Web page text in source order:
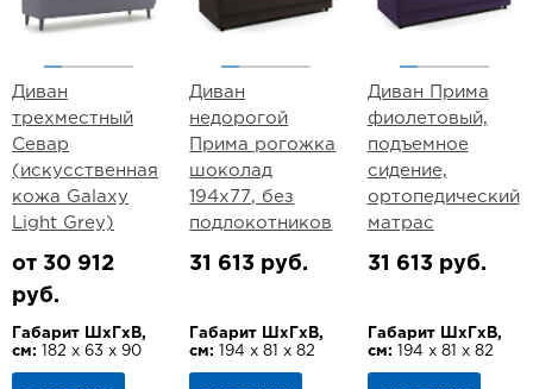
Диван
трехместный
Севар
(искусственная
кожа Galaxy
Light Grey)
от 30 912
руб.
Габарит ШхГхВ,
см: 182 х 63 х 90
Диван
недорогой
Прима рогожка
шоколад
194х77, без
подлокотников
31 613 руб.
Габарит ШхГхВ,
см:
194 х 81 х 82
Диван Прима
фиолетовый,
подъемное
сидение,
ортопедический
матрас
31 613 руб.
Габарит ШхГхВ,
см: 194 х 81 х 82